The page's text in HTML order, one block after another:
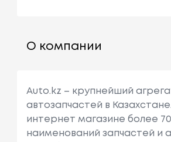
О компании
Auto.kz – крупнейший
автозапчастей в
интернет магазине более
наименований запчастей и